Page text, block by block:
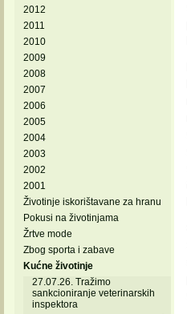
2012
2011
2010
2009
2008
2007
2006
2005
2004
2003
2002
2001
Životinje iskorištavane za hranu
Pokusi na životinjama
Žrtve mode
Zbog sporta i zabave
Kućne životinje
27.07.26. Tražimo
sankcioniranje veterinarskih
inspektora